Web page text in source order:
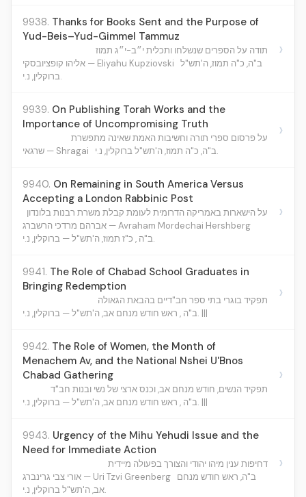
9938. Thanks for Books Sent and the Purpose of
Yud-Beis–Yud-Gimmel Tammuz
תודה על הספרים שנשלחו ותכלית י״ב-י״ג תמוז
אליהו קופציובסקי — Eliyahu Kupziovski ב"ה, כ"ה תמוז, ה'תש"ל
ברוקלין, נ.י.
›
9939. On Publishing Torah Works and the
Importance of Uncompromising Truth
על פרסום ספרי תורה וחשיבות האמת שאינה מתפשרת
שרגאי — Shragai
ב"ה, כ"ה תמוז, ה'תש"ל ברוקלין, נ.י.
›
9940. On Remaining in South America Versus
Accepting a London Rabbinic Post
על הישארות באמריקה הדרומית לעומת קבלת משרת רבנות בלונדון
אברהם מרדכי הרשברג — Avraham Mordechai Hershberg
ב"ה , כ"ז תמוז, ה'תש"ל — ברוקלין, נ.י.
›
9941. The Role of Chabad School Graduates in
Bringing Redemption
תפקיד בוגרי בתי ספר חב"דיים בהבאת הגאולה
ב"ה , ראש חודש מנחם אב, ה'תש"ל — ברוקלין, נ.י. |||
›
9942. The Role of Women, the Month of
Menachem Av, and the National Nshei U'Bnos
Chabad Gathering
תפקיד הנשים, חודש מנחם אב, וכנס ארצי של נשי ובנות חב"ד
ב"ה , ראש חודש מנחם אב, ה'תש"ל — ברוקלין, נ.י. |||
›
9943. Urgency of the Mihu Yehudi Issue and the
Need for Immediate Action
דחיפות ענין מיהו יהודי והצורך בפעולה מיידית
אורי צבי גרינברג — Uri Tzvi Greenberg ב"ה, ראש חודש מנחם
אב, ה'תש"ל ברוקלין, נ.י.
›